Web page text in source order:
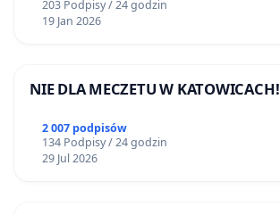
203 Podpisy / 24 godzin
19 Jan 2026
NIE DLA MECZETU W KATOWICACH!
2 007 podpisów
134 Podpisy / 24 godzin
29 Jul 2026